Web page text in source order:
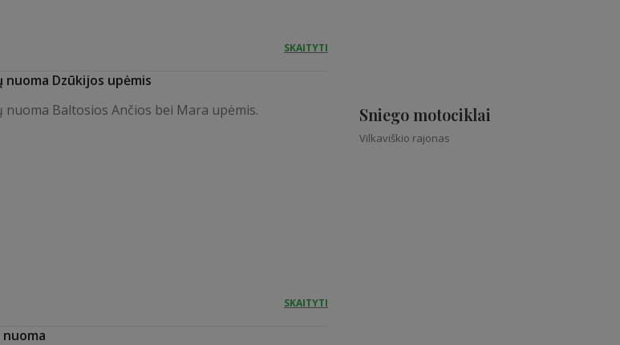
SKAITYTI
nuoma Dzūkijos upėmis
nuoma Baltosios Ančios bei Mara upėmis.
SKAITYTI
Sniego motociklai
Vilkaviškio rajonas